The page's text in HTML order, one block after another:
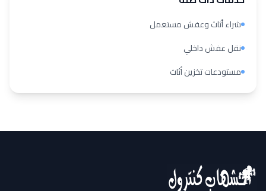
شراء أثاث وعفش مستعمل
نقل عفش داخلي
مستودعات تخزين أثاث